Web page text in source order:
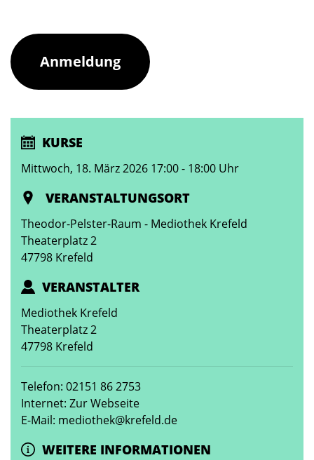
Anmeldung
KURSE
Mittwoch, 18. März 2026 17:00 - 18:00 Uhr
VERANSTALTUNGSORT
Theodor-Pelster-Raum - Mediothek Krefeld
Theaterplatz 2
47798 Krefeld
VERANSTALTER
Mediothek Krefeld
Theaterplatz 2
47798 Krefeld
Telefon: 02151 86 2753
Internet: Zur Webseite
E-Mail: mediothek@krefeld.de
WEITERE INFORMATIONEN